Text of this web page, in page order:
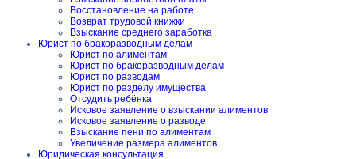
Восстановление на работе
Возврат трудовой книжки
Взыскание среднего заработка
Юрист по бракоразводным делам
Юрист по алиментам
Юрист по бракоразводным делам
Юрист по разводам
Юрист по разделу имущества
Отсудить ребёнка
Исковое заявление о взыскании алиментов
Исковое заявление о разводе
Взыскание пени по алиментам
Увеличение размера алиментов
Юридическая консультация